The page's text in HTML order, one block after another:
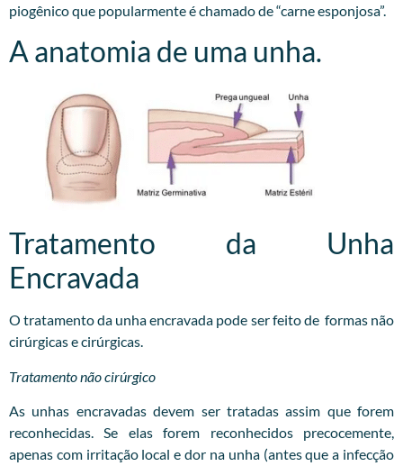
piogênico que popularmente é chamado de “carne esponjosa”.
A anatomia de uma unha.
Tratamento da Unha
Encravada
O tratamento da unha encravada pode ser feito de formas não
cirúrgicas e cirúrgicas.
Tratamento não cirúrgico
As unhas encravadas devem ser tratadas assim que forem
reconhecidas. Se elas forem reconhecidos precocemente,
apenas com irritação local e dor na unha (antes que a infecção